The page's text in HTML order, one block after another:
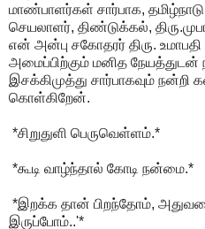
மாண்பாளர்கள் சார்பாக,
செயலாளர், திண்டுக்கல்,
என் அன்பு சகோதரர் திரு.
அமைப்பிற்கும் மனித நேயத்துடன்
இசக்கிமுத்து சார்பாகவும்
கொள்கிறேன்.
*சிறுதுளி பெருவெள்ளம்.*
*கூடி வாழ்ந்தால் கோடி நன்மை.*
*இறக்க தான் பிறந்தோம்,
இருப்போம்..'*